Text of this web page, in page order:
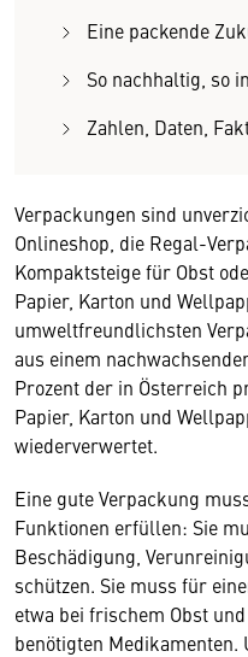
Eine packende
So nachhaltig, so
Zahlen, Daten,
Verpackungen sind
Onlineshop, die Regal-
Kompaktsteige für Obst
Papier, Karton und
umweltfreundlichsten
aus einem
Prozent der in Österreich
Papier, Karton und
wiederverwertet.
Eine gute Verpackung
Funktionen erfüllen: Sie
Beschädigung,
schützen. Sie muss für
etwa bei frischem Obst
benötigten